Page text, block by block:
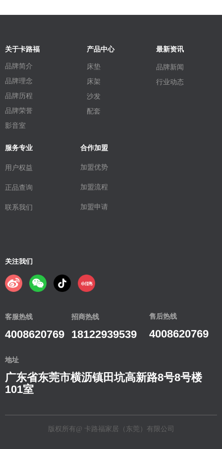
关于卡路福
品牌简介
品牌理念
品牌历程
品牌荣誉
影音室
产品中心
床垫
床架
沙发
配套
最新资讯
品牌新闻
行业动态
服务专业
用户权益
正品查询
联系我们
合作加盟
加盟优势
加盟流程
加盟申请
版权所有@ 卡路福家居（东莞）有限公司
关注我们
客服热线
4008620769
招商热线
18122939539
地址
广东省东莞市横沥镇田坑高新路8号8号楼
101室
售后热线
4008620769